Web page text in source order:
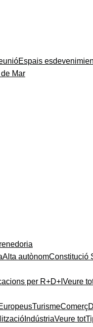
Espais
Mar
Alta autònomConstitució
per R+D+I Veure
TurismeComerç
IndústriaVeure tot